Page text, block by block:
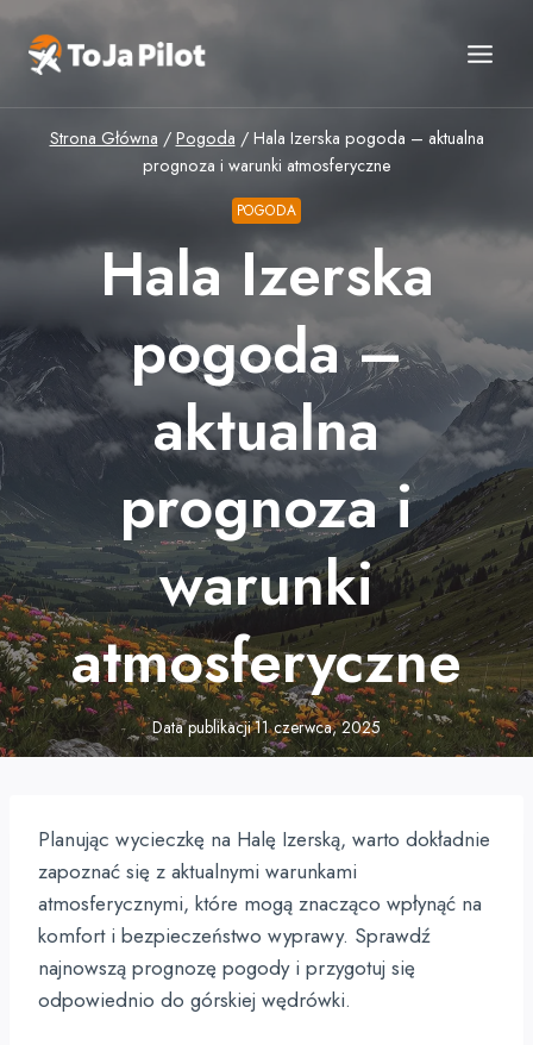
Przejdź
treści
Strona Główna / Pogoda / Hala Izerska pogoda – aktualna
prognoza i warunki atmosferyczne
POGODA
Hala Izerska
pogoda –
aktualna
prognoza i
warunki
atmosferyczne
Data publikacji11 czerwca, 2025
Planując wycieczkę na Halę Izerską, warto dokładnie
zapoznać się z aktualnymi warunkami
atmosferycznymi, które mogą znacząco wpłynąć na
komfort i bezpieczeństwo wyprawy. Sprawdź
najnowszą prognozę pogody i przygotuj się
odpowiednio do górskiej wędrówki.